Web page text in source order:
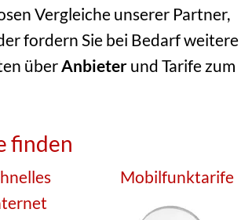
Vergleiche unserer Partner,
fordern Sie bei Bedarf weitere
überAnbieterund Tarife zum
finden
Mobilfunktarife